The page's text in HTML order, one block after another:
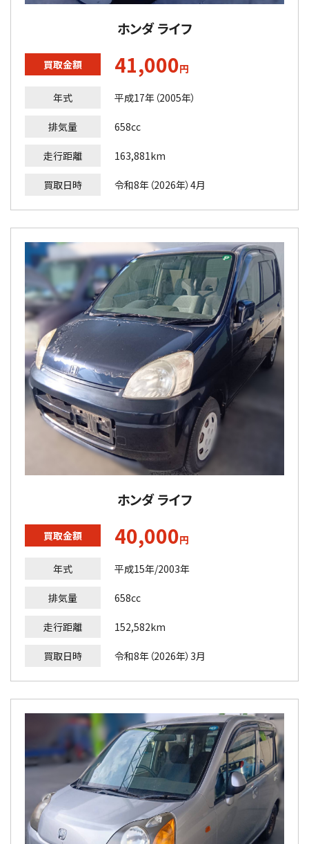
ホンダ ライフ
買取金額 41,000円
年式 平成17年（2005年）
排気量 658cc
走行距離 163,881km
買取日時 令和8年（2026年）4月
ホンダ ライフ
買取金額 40,000円
年式 平成15年/2003年
排気量 658cc
走行距離 152,582km
買取日時 令和8年（2026年）3月